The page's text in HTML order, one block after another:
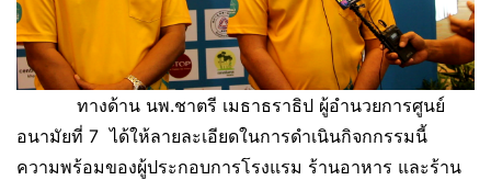
ทางด้าน นพ.ชาตรี เมธาธราธิป ผู้อำนวยการศูนย์
อนามัยที่ 7 ได้ให้ลายละเอียดในการดำเนินกิจกกรรมนี้
ความพร้อมของผู้ประกอบการโรงแรม ร้านอาหาร และร้าน